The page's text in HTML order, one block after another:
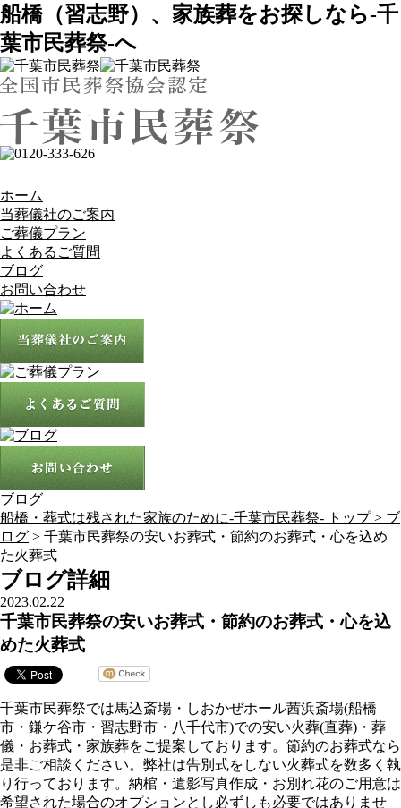
船橋（習志野）、家族葬をお探しなら-千
葉市民葬祭-へ
ホーム
当葬儀社のご案内
ご葬儀プラン
よくあるご質問
ブログ
お問い合わせ
ブログ
船橋・葬式は残された家族のために-千葉市民葬祭- トップ > ブ
ログ > 千葉市民葬祭の安いお葬式・節約のお葬式・心を込め
た火葬式
ブログ詳細
2023.02.22
千葉市民葬祭の安いお葬式・節約のお葬式・心を込
めた火葬式
千葉市民葬祭では馬込斎場・しおかぜホール茜浜斎場(船橋
市・鎌ケ谷市・習志野市・八千代市)での安い火葬(直葬)・葬
儀・お葬式・家族葬をご提案しております。節約のお葬式なら
是非ご相談ください。弊社は告別式をしない火葬式を数多く執
り行っております。納棺・遺影写真作成・お別れ花のご用意は
希望された場合のオプションとし必ずしも必要ではありませ